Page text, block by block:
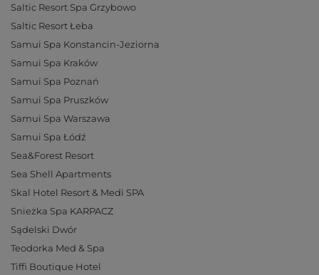
Saltic Resort Spa Grzybowo
Saltic Resort Łeba
Samui Spa Konstancin-Jeziorna
Samui Spa Kraków
Samui Spa Poznań
Samui Spa Pruszków
Samui Spa Warszawa
Samui Spa Łódź
Sea&Forest Resort
Sea Shell Apartments
Skal Hotel Resort & Medi SPA
Snieżka Spa KARPACZ
Sądelski Dwór
Teodorka Med & Spa
Tiffi Boutique Hotel